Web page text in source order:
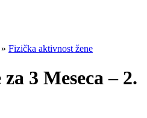
» Fizička aktivnost žene
3 Meseca – 2.